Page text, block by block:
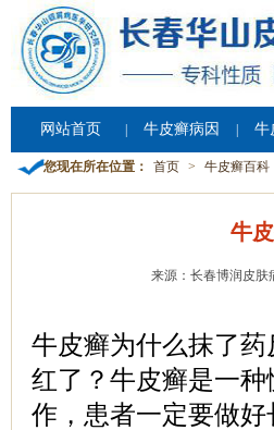
网站首页 牛皮癣病因 牛
您现在所在位置： 首页 > 牛皮癣百科
牛
来源：长春博润皮肤
牛皮癣为什么抹了
红了？牛皮癣是一
作，患者一定要做